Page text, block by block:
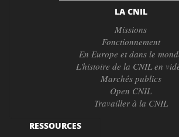
LA CNIL
Missions
Fonctionnement
En Europe et dans le
L'histoire de la CNIL en
Marchés publics
Open CNIL
Travailler à la CNIL
RESSOURCES